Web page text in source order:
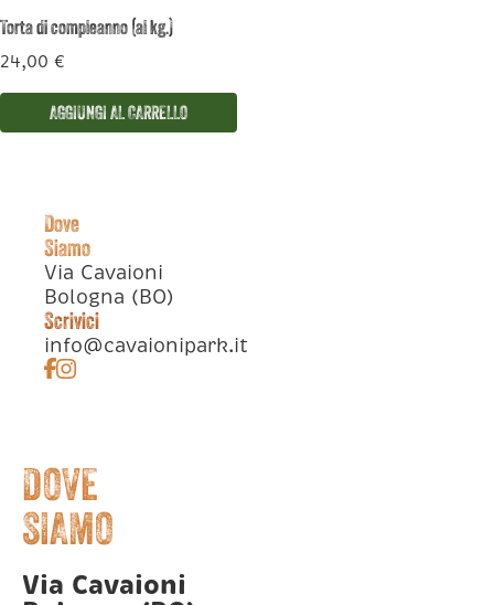
Torta di compleanno (al kg.)
24,00 €
AGGIUNGI AL CARRELLO
Dove
Siamo
Via Cavaioni
Bologna (BO)
Scrivici
info@cavaionipark.it
DOVE
SIAMO
Via Cavaioni